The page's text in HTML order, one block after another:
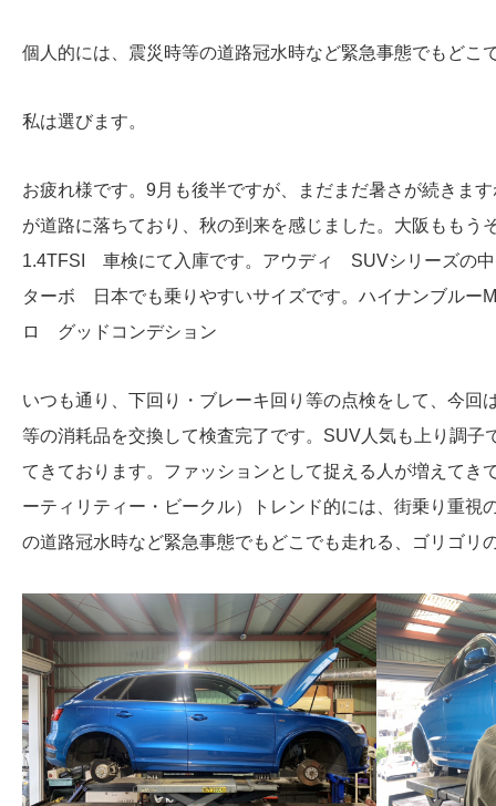
個人的には、震災時等の道路冠水時など緊急事態でもどこ
私は選びます。
お疲れ様です。9月も後半ですが、まだまだ暑さが続きま
が道路に落ちており、秋の到来を感じました。大阪もも
1.4TFSI 車検にて入庫です。アウディ SUVシリーズの
ターボ 日本でも乗りやすいサイズです。ハイナンブル
ロ グッドコンデション
いつも通り、下回り・ブレーキ回り等の点検をして、今
等の消耗品を交換して検査完了です。SUV人気も上り調
てきております。ファッションとして捉える人が増えて
ーティリティー・ビークル）トレンド的には、街乗り重
の道路冠水時など緊急事態でもどこでも走れる、ゴリゴリ